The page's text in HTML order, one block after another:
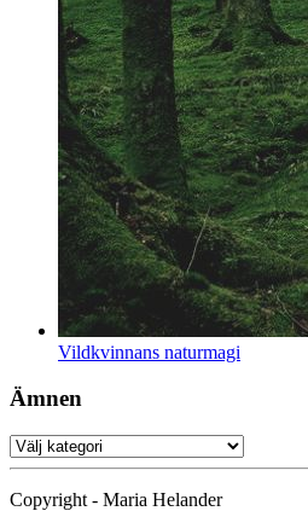
Vildkvinnans naturmagi
Ämnen
Ämnen
Copyright - Maria Helander